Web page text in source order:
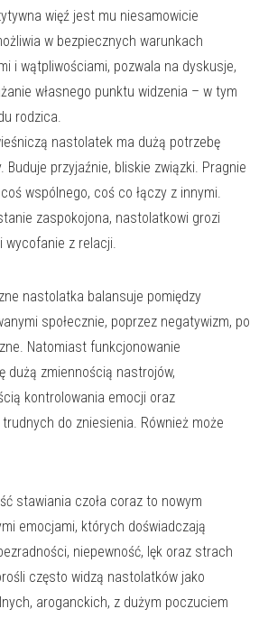
więź jest mu niesamowicie
w bezpiecznych warunkach
i wątpliwościami, pozwala na dyskusje,
własnego punktu widzenia – w tym
rodzica.
nastolatek ma dużą potrzebę
Buduje przyjaźnie, bliskie związki. Pragnie
wspólnego, coś co łączy z innymi.
zaspokojona, nastolatkowi grozi
wycofanie z relacji.
nastolatka balansuje pomiędzy
społecznie, poprzez negatywizm, po
Natomiast funkcjonowanie
dużą zmiennością nastrojów,
kontrolowania emocji oraz
do zniesienia. Również może
stawiania czoła coraz to nowym
emocjami, których doświadczają
niepewność, lęk oraz strach
często widzą nastolatków jako
aroganckich, z dużym poczuciem